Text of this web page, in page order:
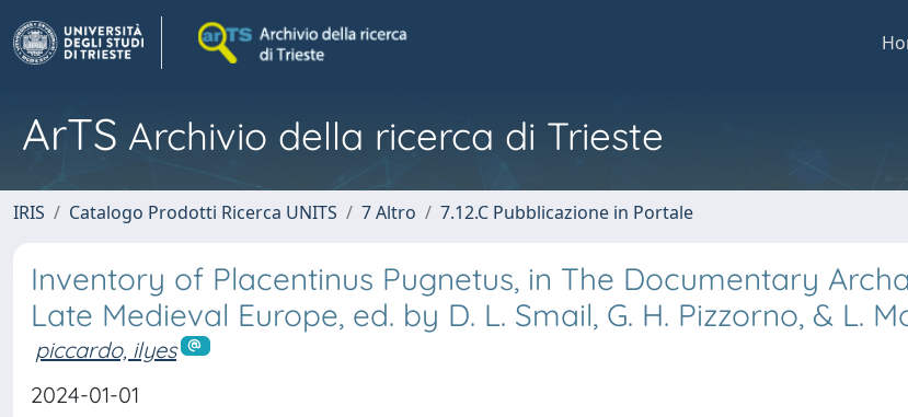
ArTS Archivio della ricerca di Trieste
IRIS Catalogo Prodotti Ricerca UNITS 7 Altro 7.12.C Pubblicazione in Portale
Inventory of Placentinus Pugnetus, in The Documentary
Late Medieval Europe, ed. by D. L. Smail, G. H. Pizzorno, & L.
piccardo, ilyes
2024-01-01